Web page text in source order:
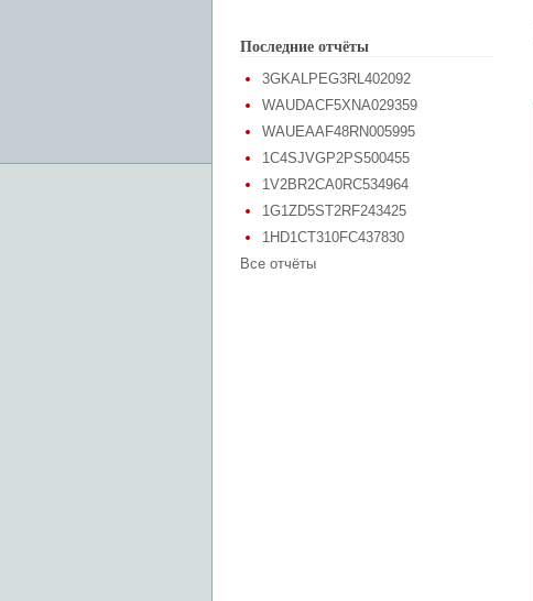
Последние отчёты
3GKALPEG3RL402092
WAUDACF5XNA029359
WAUEAAF48RN005995
1C4SJVGP2PS500455
1V2BR2CA0RC534964
1G1ZD5ST2RF243425
1HD1CT310FC437830
Все отчёты